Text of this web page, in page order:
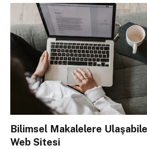
Bilimsel Makalelere
Web Sitesi